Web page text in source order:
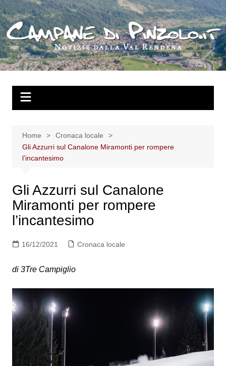
Salta
al
contenuto
Home
Cronaca locale
Gli Azzurri sul Canalone Miramonti per rompere
l’incantesimo
Gli Azzurri sul Canalone
Miramonti per rompere
l’incantesimo
16/12/2021 Cronaca locale
di 3Tre Campiglio